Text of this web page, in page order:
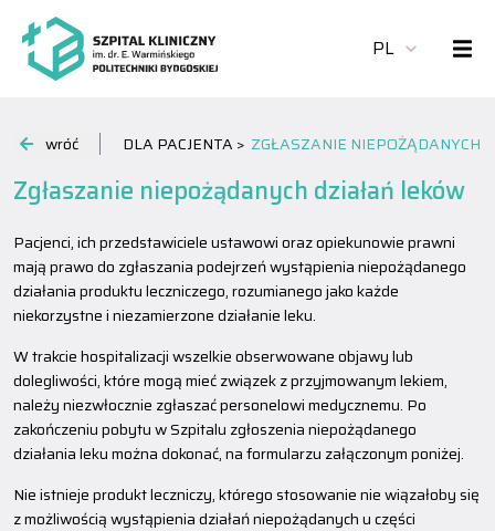
PL
wróć DLA PACJENTA > ZGŁASZANIE NIEPOŻĄDANYCH
Zgłaszanie niepożądanych działań leków
Pacjenci, ich przedstawiciele ustawowi oraz opiekunowie prawni
mają prawo do zgłaszania podejrzeń wystąpienia niepożądanego
działania produktu leczniczego, rozumianego jako każde
niekorzystne i niezamierzone działanie leku.
W trakcie hospitalizacji wszelkie obserwowane objawy lub
dolegliwości, które mogą mieć związek z przyjmowanym lekiem,
należy niezwłocznie zgłaszać personelowi medycznemu. Po
zakończeniu pobytu w Szpitalu zgłoszenia niepożądanego
działania leku można dokonać, na formularzu załączonym poniżej.
Nie istnieje produkt leczniczy, którego stosowanie nie wiązałoby się
z możliwością wystąpienia działań niepożądanych u części